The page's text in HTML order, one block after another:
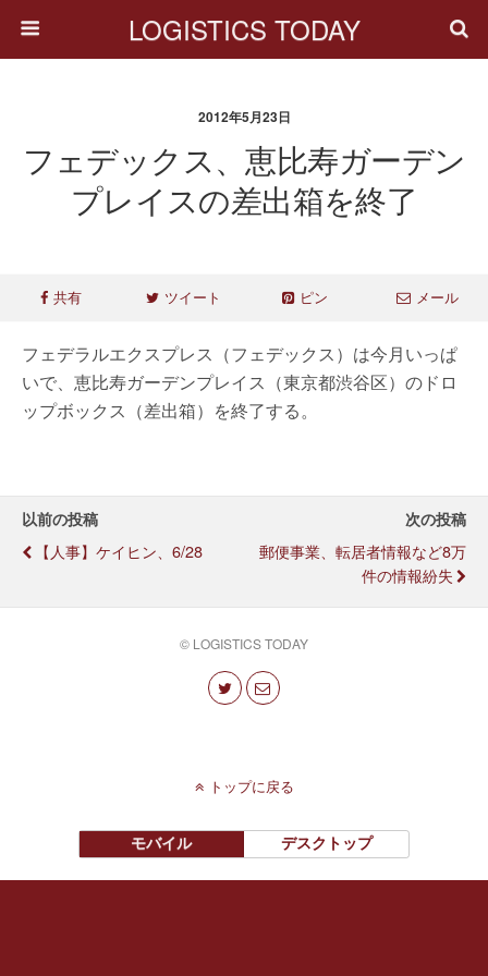
LOGISTICS TODAY
2012年5月23日
フェデックス、恵比寿ガーデン
プレイスの差出箱を終了
共有 ツイート ピン メール
フェデラルエクスプレス（フェデックス）は今月いっぱ
いで、恵比寿ガーデンプレイス（東京都渋谷区）のドロ
ップボックス（差出箱）を終了する。
以前の投稿
【人事】ケイヒン、6/28
次の投稿
郵便事業、転居者情報など8万
件の情報紛失
© LOGISTICS TODAY
トップに戻る
モバイル デスクトップ